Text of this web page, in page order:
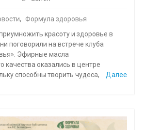
,
Формула здоровья
красоту и здоровье в
поговорили на встрече клуба
Эфирные масла
качества оказались в центре
способны творить чудеса,
Далее